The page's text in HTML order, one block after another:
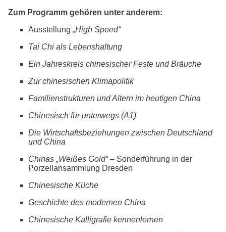
Zum Programm gehören unter anderem:
Ausstellung „High Speed“
Tai Chi als Lebenshaltung
Ein Jahreskreis chinesischer Feste und Bräuche
Zur chinesischen Klimapolitik
Familienstrukturen und Altern im heutigen China
Chinesisch für unterwegs (A1)
Die Wirtschaftsbeziehungen zwischen Deutschland
und China
Chinas „Weißes Gold“– Sonderführung in der
Porzellansammlung Dresden
Chinesische Küche
Geschichte des modernen China
Chinesische Kalligrafie kennenlernen